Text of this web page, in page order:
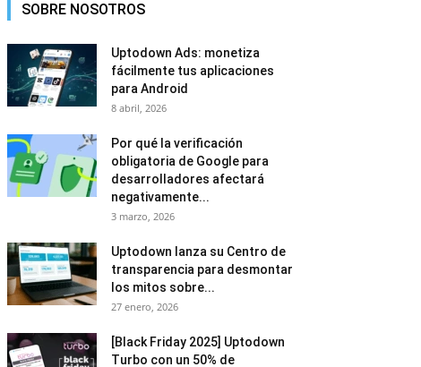
SOBRE NOSOTROS
Uptodown Ads: monetiza
fácilmente tus aplicaciones
para Android
8 abril, 2026
Por qué la verificación
obligatoria de Google para
desarrolladores afectará
negativamente...
3 marzo, 2026
Uptodown lanza su Centro de
transparencia para desmontar
los mitos sobre...
27 enero, 2026
[Black Friday 2025] Uptodown
Turbo con un 50% de